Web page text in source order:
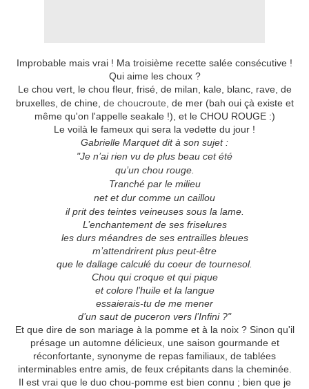
Improbable mais vrai ! Ma troisième recette salée consécutive !
Qui aime les choux ?
Le chou vert, le chou fleur, frisé, de milan, kale, blanc, rave, de
bruxelles, de chine, de choucroute, de mer (bah oui çà existe et
même qu'on l'appelle seakale !), et le CHOU ROUGE :)
Le voilà le fameux qui sera la vedette du jour !
Gabrielle Marquet dit à son sujet :
"Je n’ai rien vu de plus beau cet été
qu’un chou rouge.
Tranché par le milieu
net et dur comme un caillou
il prit des teintes veineuses sous la lame.
L’enchantement de ses friselures
les durs méandres de ses entrailles bleues
m’attendrirent plus peut-être
que le dallage calculé du coeur de tournesol.
Chou qui croque et qui pique
et colore l’huile et la langue
essaierais-tu de me mener
d’un saut de puceron vers l’Infini ?"
Et que dire de son mariage à la pomme et à la noix ? Sinon qu'il
présage un automne délicieux, une saison gourmande et
réconfortante, synonyme de repas familiaux, de tablées
interminables entre amis, de feux crépitants dans la cheminée.
Il est vrai que le duo chou-pomme est bien connu ; bien que je